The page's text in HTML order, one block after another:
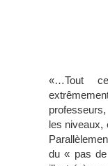
«…Tout
les niveaux,
du « pas